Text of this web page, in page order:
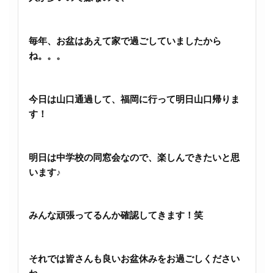
毎年、お盆はあえて家で過ごしていましたから
ね。。。
今日は山口通過して、福岡に行って明日山口帰りま
す！
明日は中学校の同窓会なので、楽しんできたいと思
います♪
みんな頑張ってるんか確認してきます！笑
それでは皆さんも良いお盆休みをお過ごしください